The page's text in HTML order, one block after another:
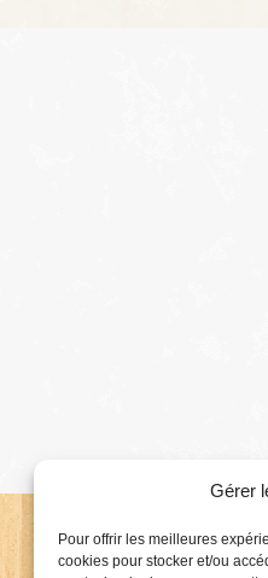
Gérer
Pour offrir les meilleures
cookies pour stocker et/ou